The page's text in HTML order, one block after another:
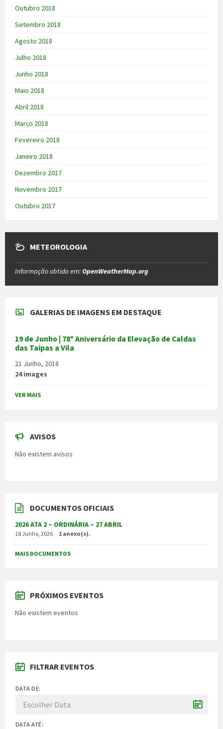
Outubro 2018
Setembro 2018
Agosto 2018
Julho 2018
Junho 2018
Maio 2018
Abril 2018
Março 2018
Fevereiro 2018
Janeiro 2018
Dezembro 2017
Novembro 2017
Outubro 2017
METEOROLOGIA
Informação obtida em:OpenWeatherMap.org
GALERIAS DE IMAGENS EM DESTAQUE
19 de Junho | 78º Aniversário da Elevação de Caldas
das Taipas a Vila
21 Junho, 2018
24 images
VER MAIS
AVISOS
Não existem avisos
DOCUMENTOS OFICIAIS
2026 ATA 2 – ORDINÁRIA – 27 ABRIL
18 Junho, 2026 1 anexo(s).
MAIS DOCUMENTOS
PRÓXIMOS EVENTOS
Não existem eventos
FILTRAR EVENTOS
DATA DE:
DATA ATÉ: